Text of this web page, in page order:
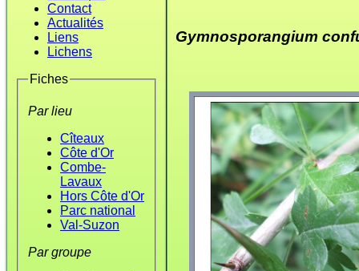
Contact
Actualités
Liens
Lichens
Fiches
Par lieu
Cîteaux
Côte d'Or
Combe-
Lavaux
Hors Côte d'Or
Parc national
Val-Suzon
Par groupe
Gymnosporangium